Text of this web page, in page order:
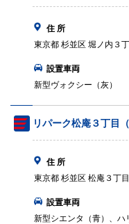
住 所
東京都 杉並区 堀ノ内３
設置車両
新型ヴォクシー（灰）
リパーク松庵３丁目
住 所
東京都 杉並区 松庵３丁
設置車両
新型シエンタ（青）、